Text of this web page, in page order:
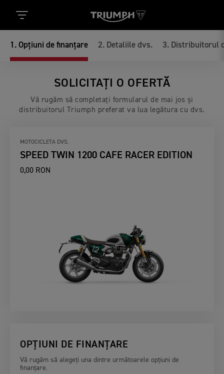
1 . Opțiuni de finanțare 2. Detaliile dvs. 3. Distribuitorul
SOLICITAȚI O OFERTĂ
Vă rugăm să completați formularul de mai jos și
distribuitorul Triumph preferat va lua legătura cu dvs.
MOTOCICLETA DVS.
SPEED TWIN 1200 CAFE RACER EDITION
0,00 RON
OPȚIUNI DE FINANȚARE
Vă rugăm să alegeți una dintre următoarele opțiuni de
finanțare.